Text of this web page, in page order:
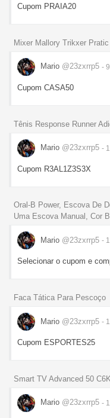
Cupom PRAIA20
Mixer Mallory Trikxer
Mario @23zxrrp5 -
Cupom CASA50
Tênis Response Runner
Mario @23zxrrp5 -
Cupom R3AL1Z3S3X
Oral-B Power, Escova De
Uma Escova Manual, Cor
Mario @23zxrrp5 -
Selecionar o cupom e
Faca Tática Para Pescoço
Mario @23zxrrp5 -
Cupom ESPORTES25
Smart TV Advanced 50
Mario @23zxrrp5 -